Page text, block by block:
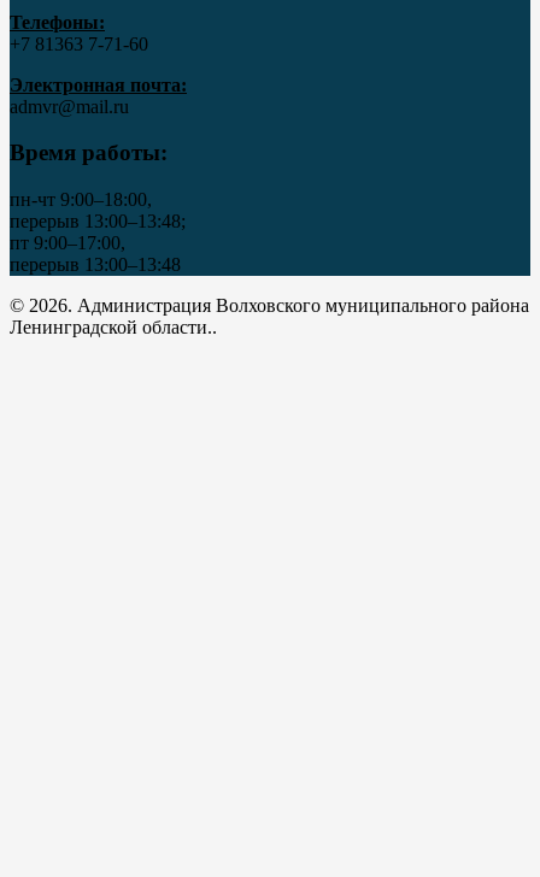
Телефоны:
+7 81363 7‑71-60
Электронная почта:
admvr@mail.ru
Время работы:
пн-чт 9:00–18:00,
перерыв 13:00–13:48;
пт 9:00–17:00,
перерыв 13:00–13:48
© 2026. Администрация Волховского муниципального района
Ленинградской области..